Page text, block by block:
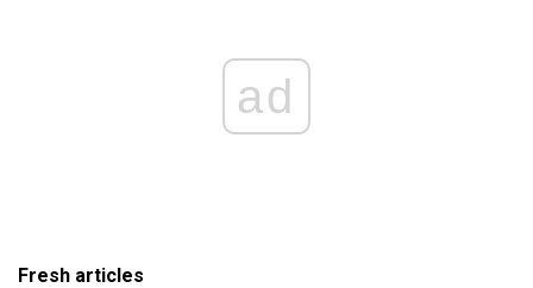
ad
Fresh articles